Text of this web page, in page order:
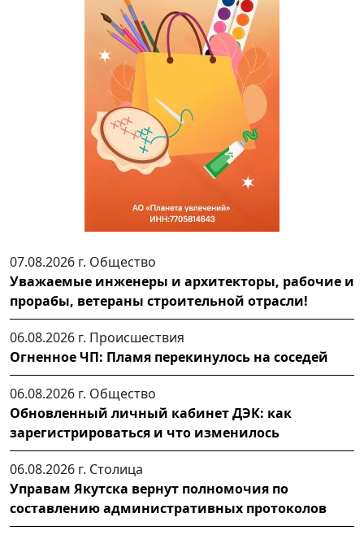
07.08.2026 г. Общество
Уважаемые инженеры и архитекторы, рабочие и
прорабы, ветераны строительной отрасли!
06.08.2026 г. Происшествия
Огненное ЧП: Пламя перекинулось на соседей
06.08.2026 г. Общество
Обновленный личный кабинет ДЭК: как
зарегистрироваться и что изменилось
06.08.2026 г. Столица
Управам Якутска вернут полномочия по
составлению административных протоколов